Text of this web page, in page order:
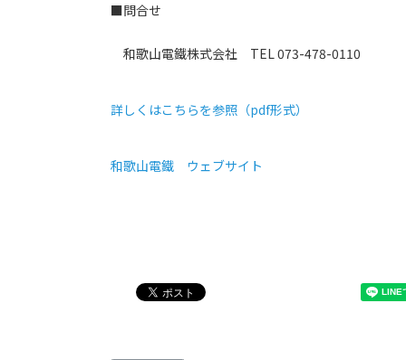
■問合せ
和歌山電鐵株式会社 TEL 073-478-0110
詳しくはこちらを参照（pdf形式）
和歌山電鐵 ウェブサイト